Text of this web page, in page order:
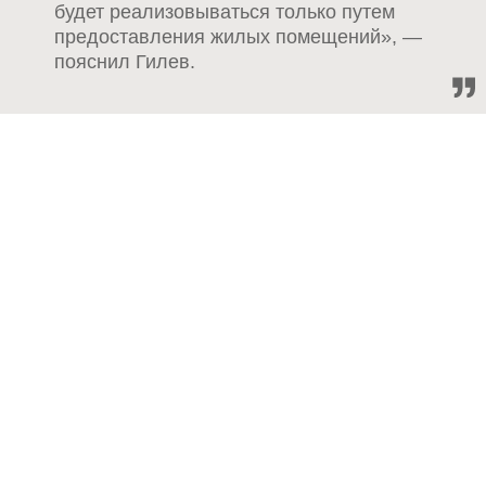
будет реализовываться только путем
предоставления жилых помещений», —
пояснил Гилев.